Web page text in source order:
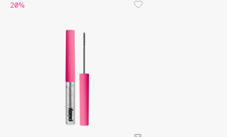
Boadicea The Victorious
20%